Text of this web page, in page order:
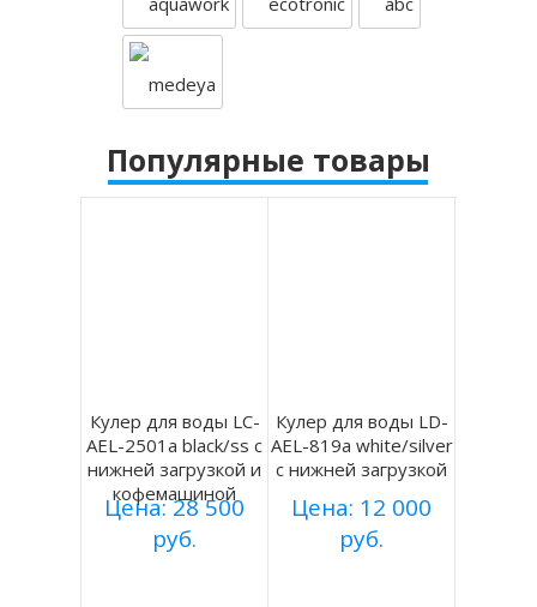
Популярные товары
Кулер для воды LC-
AEL-2501a black/ss с
нижней загрузкой и
кофемашиной
Цена: 28 500
руб.
Кулер для воды LD-
AEL-819a white/silver
с нижней загрузкой
Цена: 12 000
руб.